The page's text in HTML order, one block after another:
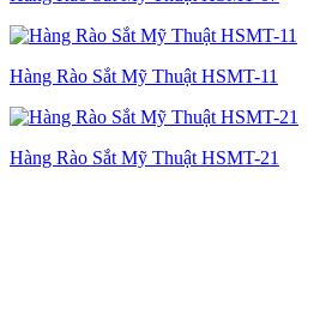
Hàng Rào Sắt Mỹ Thuật HSMT-11
Hàng Rào Sắt Mỹ Thuật HSMT-21